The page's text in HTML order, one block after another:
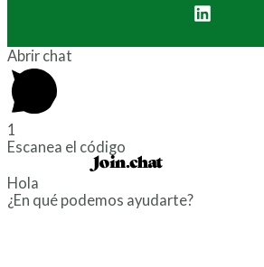
Abrir chat
1
Escanea el código
Hola
¿En qué podemos ayudarte?